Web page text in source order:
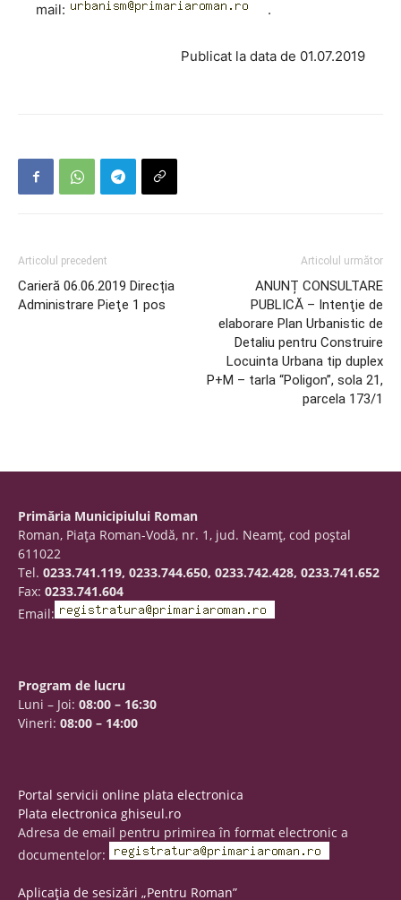
mail:
.
Publicat la data de 01.07.2019
Articolul precedent
Carieră 06.06.2019 Direcția
Administrare Pieţe 1 pos
Articolul următor
ANUNȚ CONSULTARE
PUBLICĂ – Intenţie de
elaborare Plan Urbanistic de
Detaliu pentru Construire
Locuinta Urbana tip duplex
P+M – tarla “Poligon”, sola 21,
parcela 173/1
Primăria Municipiului Roman
Roman, Piaţa Roman-Vodă, nr. 1, jud. Neamţ, cod poştal
611022
Tel. 0233.741.119, 0233.744.650, 0233.742.428, 0233.741.652
Fax: 0233.741.604
Email:
Program de lucru
Luni – Joi: 08:00 – 16:30
Vineri: 08:00 – 14:00
Portal servicii online plata electronica
Plata electronica ghiseul.ro
Adresa de email pentru primirea în format electronic a
documentelor:
Aplicația de sesizări „Pentru Roman”